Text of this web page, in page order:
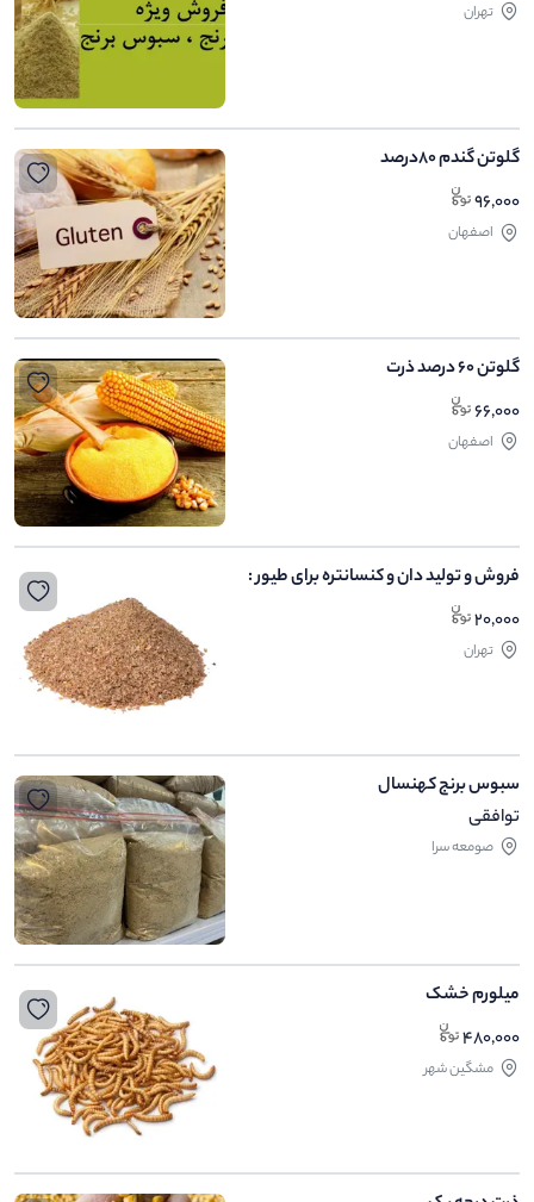
تهران
گلوتن گندم 80درصد
96,000
اصفهان
گلوتن 60 درصد ذرت
66,000
اصفهان
فروش و تولید دان و کنسانتره برای طیور :
20,000
تهران
سبوس برنج کهنسال
توافقی
صومعه سرا
میلورم خشک
480,000
مشگین شهر